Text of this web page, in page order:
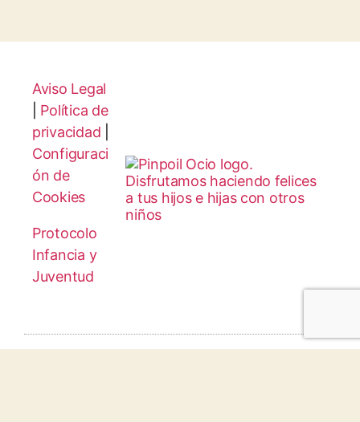
Aviso Legal
Política de
privacidad
Configuraci
ón de
Cookies
Protocolo
Infancia y
Juventud